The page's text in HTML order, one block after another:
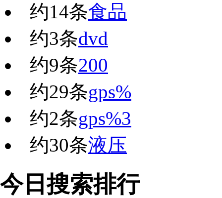
约14条食品
约3条dvd
约9条200
约29条gps%
约2条gps%3
约30条液压
今日搜索排行